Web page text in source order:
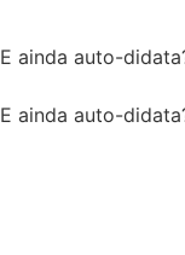
ainda auto-
ainda auto-